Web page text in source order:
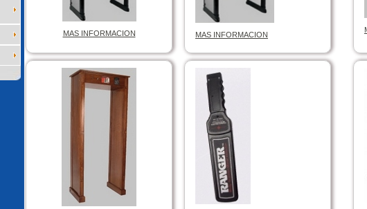
MAS INFORMACION MAS INFORMACION